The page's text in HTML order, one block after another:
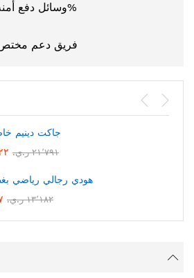
وسائل دفع أمنه ومعتمدة 100%
فريق دعم مختص
جاكت دينيم
٢١٬٧٩١ ر.ي.‏
هودي رجالي رياضي
١٣٬١٨٢ ر.ي.‏